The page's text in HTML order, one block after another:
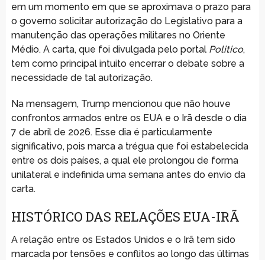
em um momento em que se aproximava o prazo para
o governo solicitar autorização do Legislativo para a
manutenção das operações militares no Oriente
Médio. A carta, que foi divulgada pelo portal Politico,
tem como principal intuito encerrar o debate sobre a
necessidade de tal autorização.
Na mensagem, Trump mencionou que não houve
confrontos armados entre os EUA e o Irã desde o dia
7 de abril de 2026. Esse dia é particularmente
significativo, pois marca a trégua que foi estabelecida
entre os dois países, a qual ele prolongou de forma
unilateral e indefinida uma semana antes do envio da
carta.
HISTÓRICO DAS RELAÇÕES EUA-IRÃ
A relação entre os Estados Unidos e o Irã tem sido
marcada por tensões e conflitos ao longo das últimas